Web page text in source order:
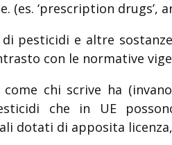
(es. ‘prescription drugs’,
pesticidi e altre
con le normative
come chi scrive ha
che in UE
dotati di apposita